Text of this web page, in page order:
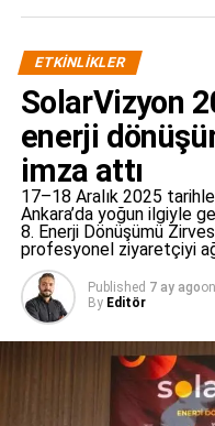
verimli bir zaman geçirme
“Moneta Tanıtım”
katılım opsiyonlarında
Etkinlik hakkında daha
RELATED TOPICS:
MOBILITE İNOVASYON
OTOMOTIV EKOSISTEMI
Solar+Storage NX
Güneş Enerjisi
Değişikliği ile
ETKINLIKLER
SolarVizyon
enerji
imza attı
17–18 Aralık 2025
Ankara’da yoğun ilgiyle
8. Enerji Dönüşümü
profesyonel ziyaretçiyi
Published 7 ay agoon
By Editör